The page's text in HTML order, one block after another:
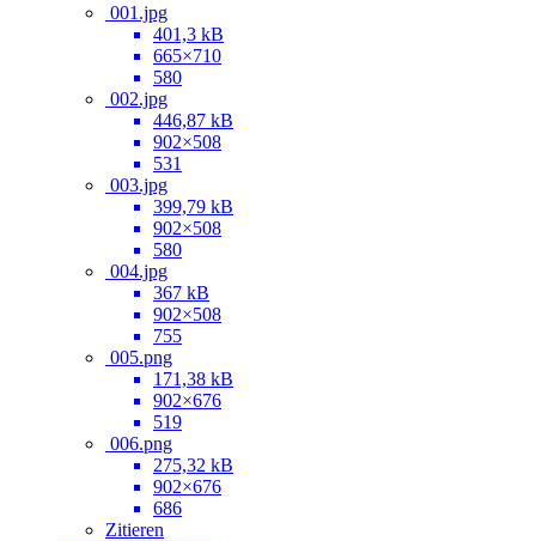
001.jpg
401,3 kB
665×710
580
002.jpg
446,87 kB
902×508
531
003.jpg
399,79 kB
902×508
580
004.jpg
367 kB
902×508
755
005.png
171,38 kB
902×676
519
006.png
275,32 kB
902×676
686
Zitieren